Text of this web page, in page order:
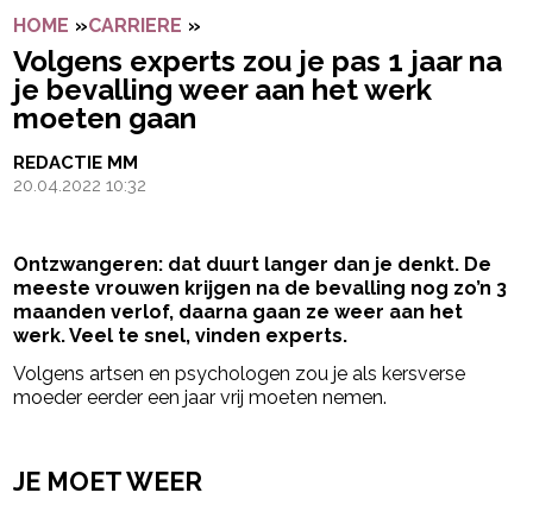
HOME »CARRIERE »
Volgens experts zou je pas 1 jaar na
je bevalling weer aan het werk
moeten gaan
REDACTIE MM
20.04.2022 10:32
Ontzwangeren: dat duurt langer dan je denkt. De
meeste vrouwen krijgen na de bevalling nog zo’n 3
maanden verlof, daarna gaan ze weer aan het
werk. Veel te snel, vinden experts.
Volgens artsen en psychologen zou je als kersverse
moeder eerder een jaar vrij moeten nemen.
JE MOET WEER